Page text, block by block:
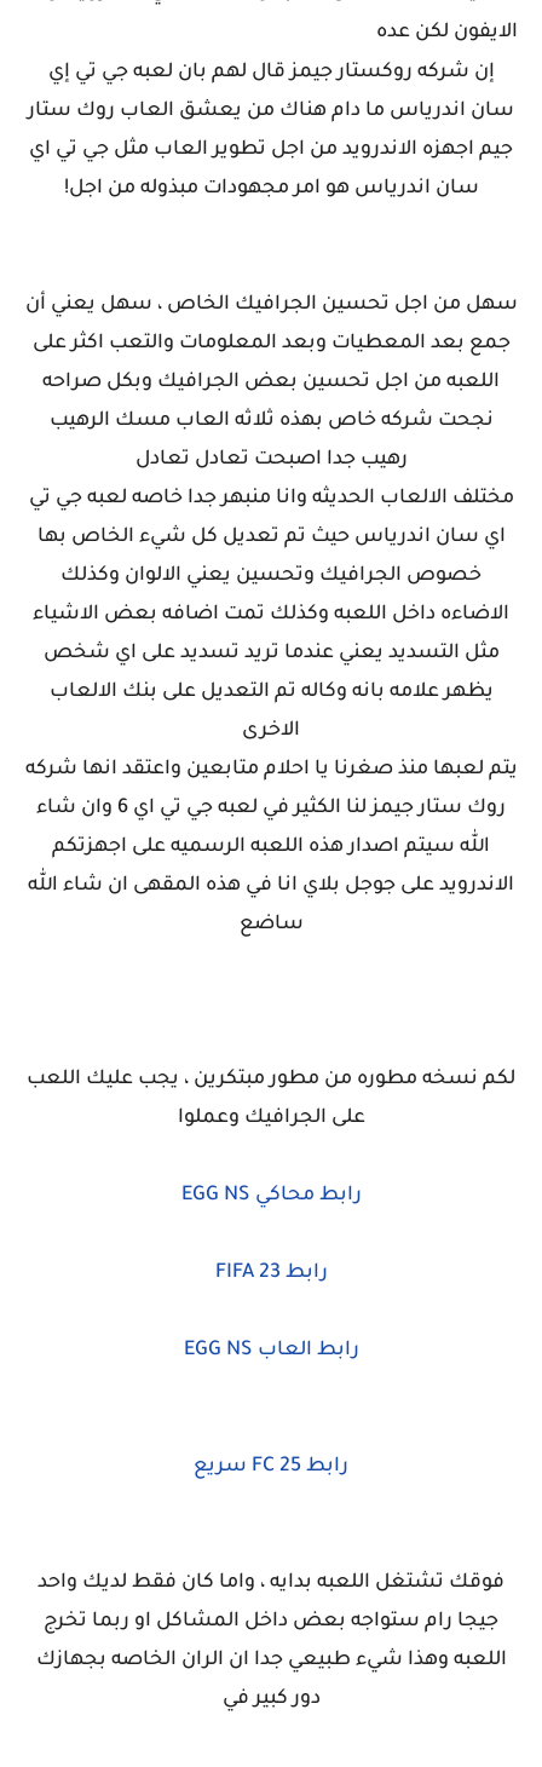
الايفون لكن عده
إن شركه روكستار جيمز قال لهم بان لعبه جي تي إي
سان اندرياس ما دام هناك من يعشق العاب روك ستار
جيم اجهزه الاندرويد من اجل تطوير العاب مثل جي تي اي
سان اندرياس هو امر مجهودات مبذوله من اجل!
سهل من اجل تحسين الجرافيك الخاص ، سهل يعني أن
جمع بعد المعطيات وبعد المعلومات والتعب اكثر على
اللعبه من اجل تحسين بعض الجرافيك وبكل صراحه
نجحت شركه خاص بهذه ثلاثه العاب مسك الرهيب
رهيب جدا اصبحت تعادل تعادل
مختلف الالعاب الحديثه وانا منبهر جدا خاصه لعبه جي تي
اي سان اندرياس حيث تم تعديل كل شيء الخاص بها
خصوص الجرافيك وتحسين يعني الالوان وكذلك
الاضاءه داخل اللعبه وكذلك تمت اضافه بعض الاشياء
مثل التسديد يعني عندما تريد تسديد على اي شخص
يظهر علامه بانه وكاله تم التعديل على بنك الالعاب
الاخرى
يتم لعبها منذ صغرنا يا احلام متابعين واعتقد انها شركه
روك ستار جيمز لنا الكثير في لعبه جي تي اي 6 وان شاء
الله سيتم اصدار هذه اللعبه الرسميه على اجهزتكم
الاندرويد على جوجل بلاي انا في هذه المقهى ان شاء الله
ساضع
لكم نسخه مطوره من مطور مبتكرين ، يجب عليك اللعب
على الجرافيك وعملوا
رابط محاكي EGG NS
رابط FIFA 23
رابط العاب EGG NS
رابط FC 25 سريع
فوقك تشتغل اللعبه بدايه ، واما كان فقط لديك واحد
جيجا رام ستواجه بعض داخل المشاكل او ربما تخرج
اللعبه وهذا شيء طبيعي جدا ان الران الخاصه بجهازك
دور كبير في